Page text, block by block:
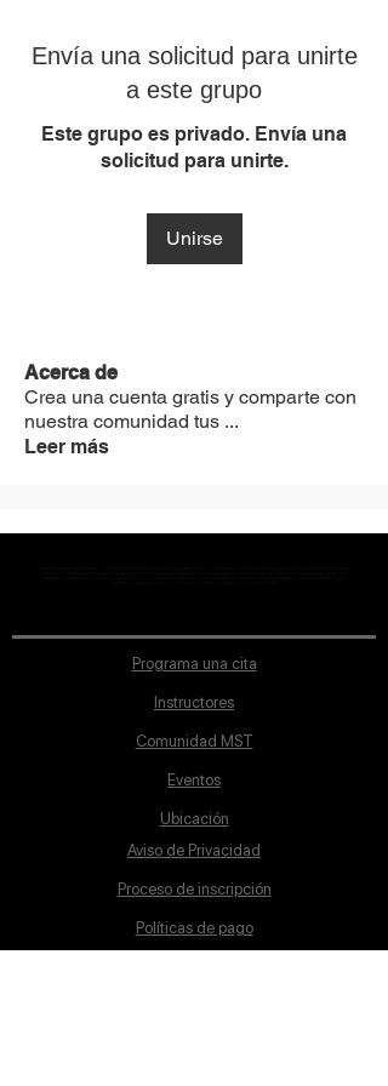
Envía una solicitud para unirte
a este grupo
Este grupo es privado. Envía una
solicitud para unirte.
Unirse
Acerca de
Crea una cuenta gratis y comparte con
nuestra comunidad tus ...
Leer más
Programa una cita
Instructores
Comunidad MST
Eventos
Ubicación
Aviso de Privacidad
Proceso de inscripción
Políticas de pago